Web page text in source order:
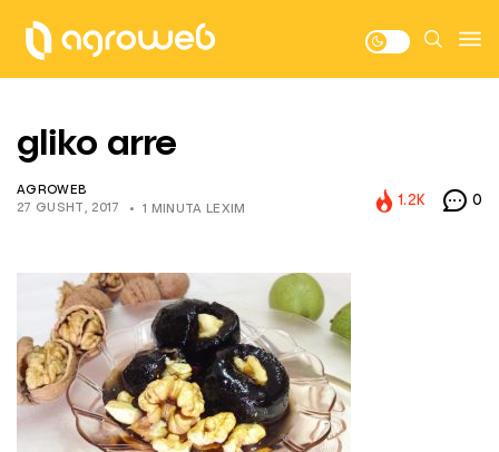
gliko arre
AGROWEB
27 GUSHT, 2017
1 MINUTA LEXIM
1.2K 0